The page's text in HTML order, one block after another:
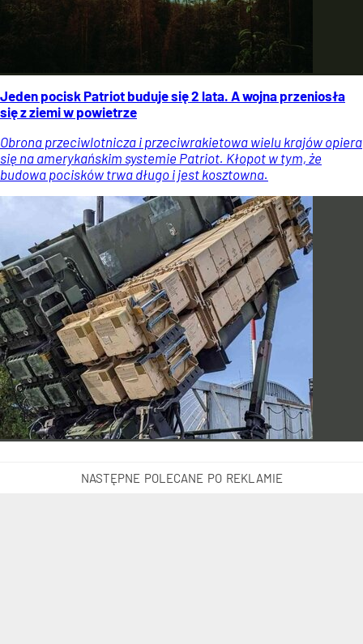
Jeden pocisk Patriot buduje się 2 lata. A wojna przeniosła
się z ziemi w powietrze
Obrona przeciwlotnicza i przeciwrakietowa wielu krajów opiera
się na amerykańskim systemie Patriot. Kłopot w tym, że
budowa pocisków trwa długo i jest kosztowna.